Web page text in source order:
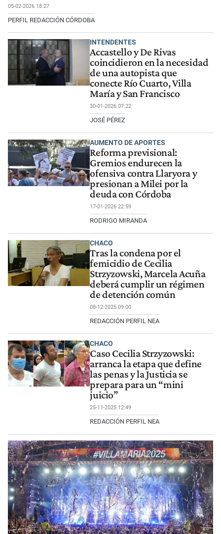
05-02-2026 18:27
PERFIL REDACCIÓN CÓRDOBA
INTENDENTES
Accastello y De Rivas
coincidieron en la necesidad
de una autopista que
conecte Río Cuarto, Villa
María y San Francisco
30-01-2026 07:22
JOSÉ PÉREZ
AUMENTO DE APORTES
Reforma previsional:
Gremios endurecen la
ofensiva contra Llaryora y
presionan a Milei por la
deuda con Córdoba
17-01-2026 22:59
RODRIGO MIRANDA
CHACO
Tras la condena por el
femicidio de Cecilia
Strzyzowski, Marcela Acuña
deberá cumplir un régimen
de detención común
08-12-2025 09:00
REDACCIÓN PERFIL NEA
CHACO
Caso Cecilia Strzyzowski:
arranca la etapa que define
las penas y la Justicia se
prepara para un “mini
juicio”
25-11-2025 12:49
REDACCIÓN PERFIL NEA